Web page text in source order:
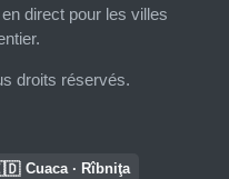
direct pour les villes
droits réservés.
Cuaca · Rîbniţa